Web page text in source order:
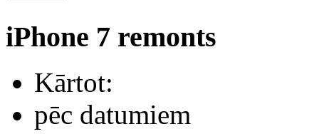
iPhone 7 remonts
Kārtot:
pēc datumiem